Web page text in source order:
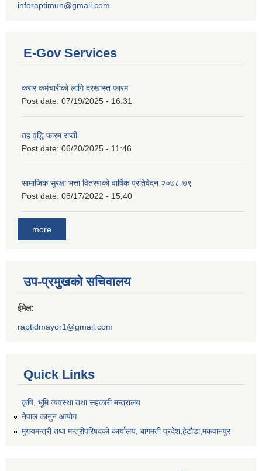
inforaptimun@gmail.com
E-Gov Services
करार कर्मचारीको लागि दरखास्त फारम
Post date: 07/19/2025 - 16:31
तह वृद्धि फारम राप्ती
Post date: 06/20/2025 - 11:46
सामाजिक सुरक्षा भत्ता वितरणको वार्षिक प्रतिवेदन २०७८-७९
Post date: 08/17/2022 - 15:40
more
उप-प्रमुखको सचिवालय
ईमेल:
raptidmayor1@gmail.com
Quick Links
कृषि, भूमि व्यवस्था तथा सहकारी मन्त्रालय
नेपाल कानुन आयोग
मुख्यमन्त्री तथा मन्त्रीपरिषदको कार्यालय, बागमती प्रदेश,हेटाैडा,मकवानपुर